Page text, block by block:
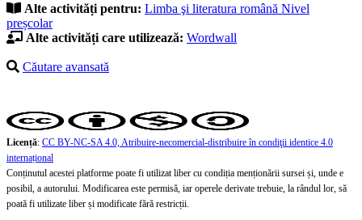
Alte activități pentru: Limba şi literatura română Nivel
preșcolar
Alte activități care utilizează: Wordwall
Căutare avansată
Licență: CC BY-NC-SA 4.0, Atribuire-necomercial-distribuire în condiţii identice 4.0
internațional
Conținutul acestei platforme poate fi utilizat liber cu condiția menționării sursei și, unde e
posibil, a autorului. Modificarea este permisă, iar operele derivate trebuie, la rândul lor, să
poată fi utilizate liber și modificate fără restricții.